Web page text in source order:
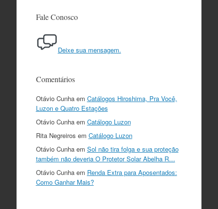
Fale Conosco
Deixe sua mensagem.
Comentários
Otávio Cunhaem Catálogos Hiroshima, Pra Você,
Luzon e Quatro Estações
Otávio Cunhaem Catálogo Luzon
Rita Negreiros em Catálogo Luzon
Otávio Cunhaem Sol não tira folga e sua proteção
também não deveria O Protetor Solar Abelha R…
Otávio Cunhaem Renda Extra para Aposentados:
Como Ganhar Mais?